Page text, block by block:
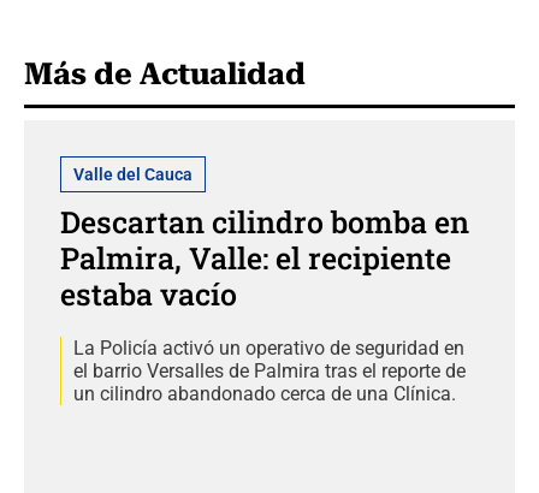
Más de Actualidad
Valle del Cauca
Descartan cilindro bomba en
Palmira, Valle: el recipiente
estaba vacío
La Policía activó un operativo de seguridad en
el barrio Versalles de Palmira tras el reporte de
un cilindro abandonado cerca de una Clínica.